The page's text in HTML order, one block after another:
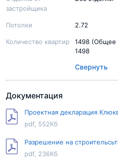
застройщика
Потолки 2.72
Количество квартир
1498 (Общее
1498
Свернуть
Документация
Проектная декларация
pdf, 552Кб
Разрешение на
pdf, 236Кб